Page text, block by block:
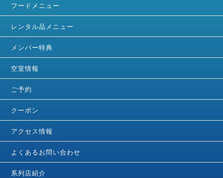
フードメニュー
レンタル品メニュー
メンバー特典
空室情報
ご予約
クーポン
アクセス情報
よくあるお問い合わせ
系列店紹介